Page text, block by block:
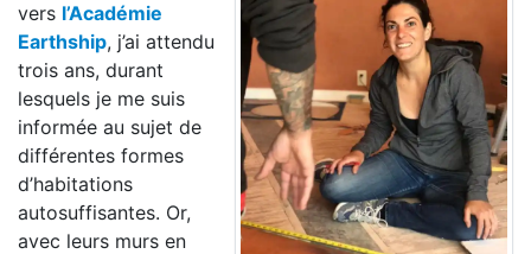
vers l’Académie
Earthship, j’ai attendu
trois ans, durant
lesquels je me suis
informée au sujet de
différentes formes
d’habitations
autosuffisantes. Or,
avec leurs murs en